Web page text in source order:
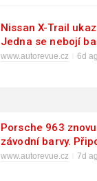
Nissan X-Trail
Jedna se nebojí
preferuje pohodní
www.autorevue.cz 6d
Porsche 963
závodní barvy.
Can-Am
www.autorevue.cz 7d